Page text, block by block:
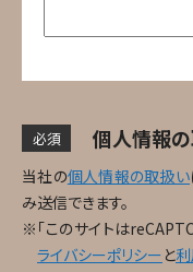
個人情報
必須
当社の個人情報の取扱い
み送信できます。
※「このサイトは
ライバシーポリシー と